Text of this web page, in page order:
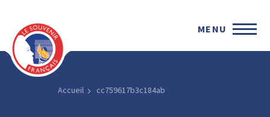
MENU
Accueil cc759617b3c184ab